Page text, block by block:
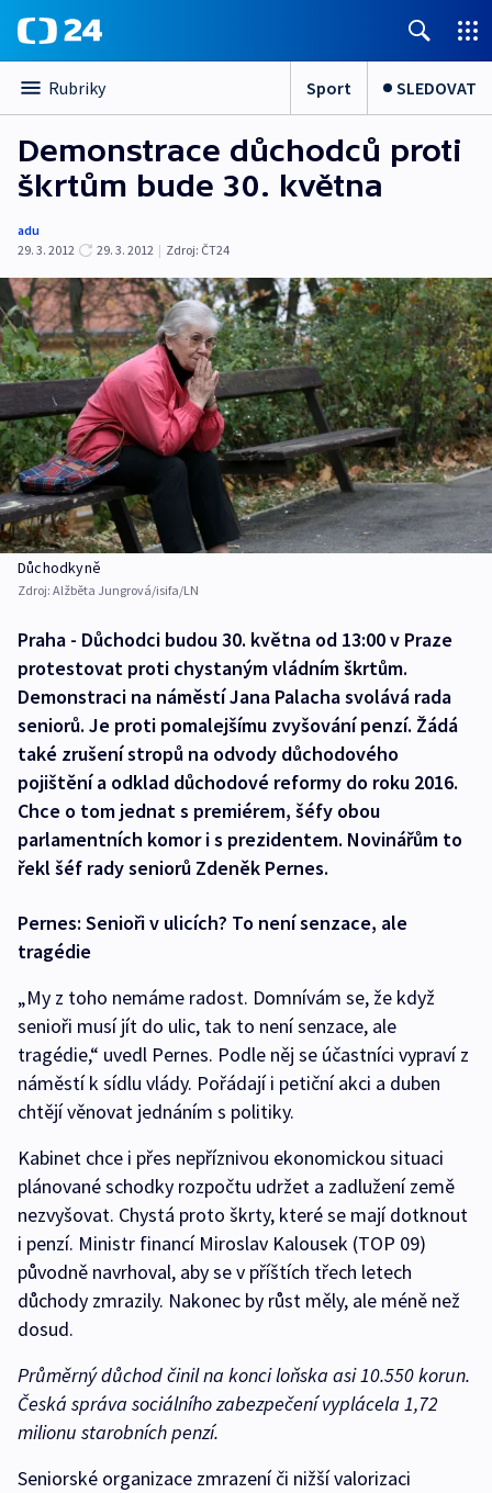
Rubriky Sport SLEDOVAT
Demonstrace důchodců proti
škrtům bude 30. května
adu
29. 3. 2012
29. 3. 2012 | Zdroj: ČT24
Důchodkyně
Zdroj: Alžběta Jungrová/isifa/LN
Praha - Důchodci budou 30. května od 13:00 v Praze
protestovat proti chystaným vládním škrtům.
Demonstraci na náměstí Jana Palacha svolává rada
seniorů. Je proti pomalejšímu zvyšování penzí. Žádá
také zrušení stropů na odvody důchodového
pojištění a odklad důchodové reformy do roku 2016.
Chce o tom jednat s premiérem, šéfy obou
parlamentních komor i s prezidentem. Novinářům to
řekl šéf rady seniorů Zdeněk Pernes.
Pernes: Senioři v ulicích? To není senzace, ale
tragédie
„My z toho nemáme radost. Domnívám se, že když
senioři musí jít do ulic, tak to není senzace, ale
tragédie,“ uvedl Pernes. Podle něj se účastníci vypraví z
náměstí k sídlu vlády. Pořádají i petiční akci a duben
chtějí věnovat jednáním s politiky.
Kabinet chce i přes nepříznivou ekonomickou situaci
plánované schodky rozpočtu udržet a zadlužení země
nezvyšovat. Chystá proto škrty, které se mají dotknout
i penzí. Ministr financí Miroslav Kalousek (TOP 09)
původně navrhoval, aby se v příštích třech letech
důchody zmrazily. Nakonec by růst měly, ale méně než
dosud.
Průměrný důchod činil na konci loňska asi 10.550 korun.
Česká správa sociálního zabezpečení vyplácela 1,72
milionu starobních penzí.
Seniorské organizace zmrazení či nižší valorizaci